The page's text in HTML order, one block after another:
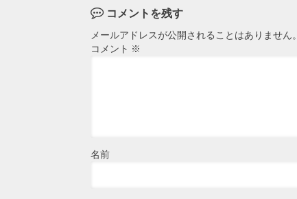
コメントを残す
メールアドレスが公開されることはありません。
コメント ※
名前